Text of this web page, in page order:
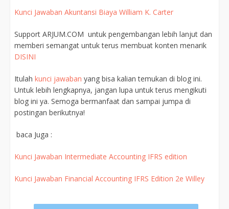
Kunci Jawaban Akuntansi Biaya William K. Carter
Support ARJUM.COM untuk pengembangan lebih lanjut dan
memberi semangat untuk terus membuat konten menarik
DISINI
Itulah kunci jawaban yang bisa kalian temukan di blog ini.
Untuk lebih lengkapnya, jangan lupa untuk terus mengikuti
blog ini ya. Semoga bermanfaat dan sampai jumpa di
postingan berikutnya!
baca Juga :
Kunci Jawaban Intermediate Accounting IFRS edition
Kunci Jawaban Financial Accounting IFRS Edition 2e Willey